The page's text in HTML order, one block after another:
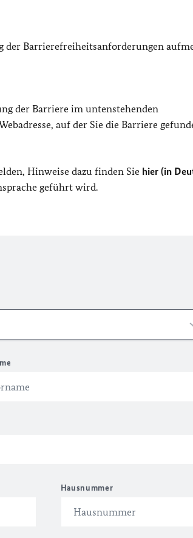
der Barrierefreiheitsanforderungen
der Barriere im untenstehenden
auf der Sie die Barriere
Hinweise dazu finden Sie hier (in
geführt wird.
Hausnummer